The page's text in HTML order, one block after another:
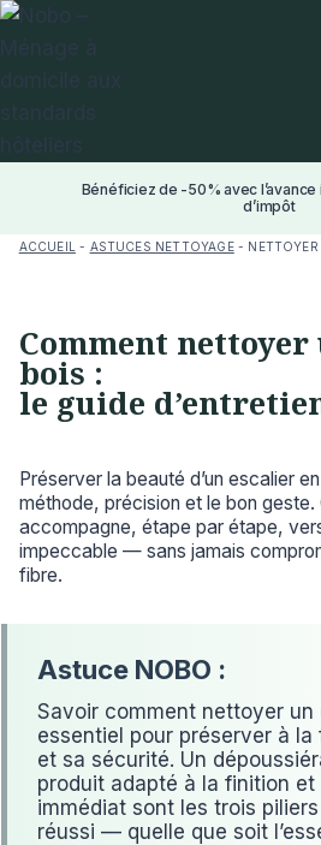
Aller
Bénéficiez de -50% avec
d’impôt
ACCUEIL - ASTUCES NETTOYAGE-
Comment
bois :
le guide
Préserver la beauté d’un escalier
méthode, précision et le bon geste.
accompagne, étape par étape,
impeccable — sans jamais
fibre.
Savoir comment nettoyer un
essentiel pour préserver à
et sa sécurité. Un
produit adapté à la finition et
immédiat sont les trois piliers
réussi — quelle que soit